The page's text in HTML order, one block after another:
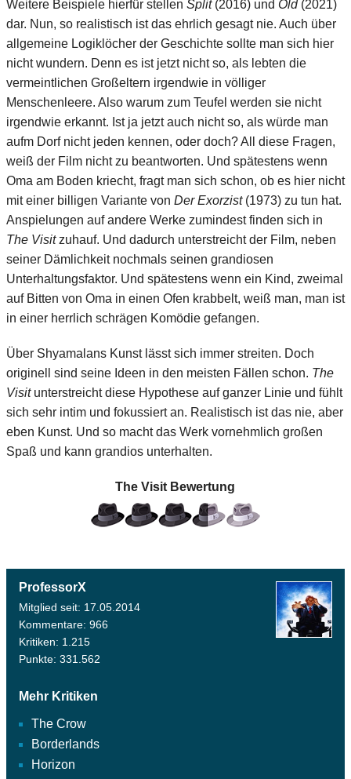
Weitere Beispiele hierfür stellen Split(2016) und Old (2021)
dar. Nun, so realistisch ist das ehrlich gesagt nie. Auch über
allgemeine Logiklöcher der Geschichte sollte man sich hier
nicht wundern. Denn es ist jetzt nicht so, als lebten die
vermeintlichen Großeltern irgendwie in völliger
Menschenleere. Also warum zum Teufel werden sie nicht
irgendwie erkannt. Ist ja jetzt auch nicht so, als würde man
aufm Dorf nicht jeden kennen, oder doch? All diese Fragen,
weiß der Film nicht zu beantworten. Und spätestens wenn
Oma am Boden kriecht, fragt man sich schon, ob es hier nicht
mit einer billigen Variante von Der Exorzist(1973) zu tun hat.
Anspielungen auf andere Werke zumindest finden sich in
The Visitzuhauf. Und dadurch unterstreicht der Film, neben
seiner Dämlichkeit nochmals seinen grandiosen
Unterhaltungsfaktor. Und spätestens wenn ein Kind, zweimal
auf Bitten von Oma in einen Ofen krabbelt, weiß man, man ist
in einer herrlich schrägen Komödie gefangen.
Über Shyamalans Kunst lässt sich immer streiten. Doch
originell sind seine Ideen in den meisten Fällen schon. The
Visitunterstreicht diese Hypothese auf ganzer Linie und fühlt
sich sehr intim und fokussiert an. Realistisch ist das nie, aber
eben Kunst. Und so macht das Werk vornehmlich großen
Spaß und kann grandios unterhalten.
The Visit Bewertung
ProfessorX
Mitglied seit: 17.05.2014
Kommentare: 966
Kritiken: 1.215
Punkte: 331.562
Mehr Kritiken
The Crow
Borderlands
Horizon